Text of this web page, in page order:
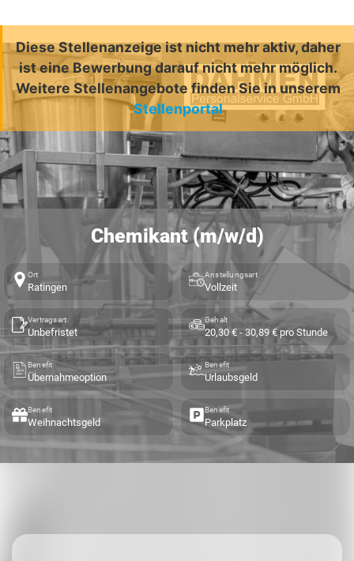
Diese Stellenanzeige ist nicht mehr aktiv, daher
ist eine Bewerbung darauf nicht mehr möglich.
Weitere Stellenangebote finden Sie in unserem
Stellenportal
Chemikant (m/w/d)
Ort
Ratingen
Anstellungsart
Vollzeit
Vertragsart
Unbefristet
Gehalt
20,30 € - 30,89 € pro Stunde
Benefit
Übernahmeoption
Benefit
Urlaubsgeld
Benefit
Weihnachtsgeld
Benefit
Parkplatz